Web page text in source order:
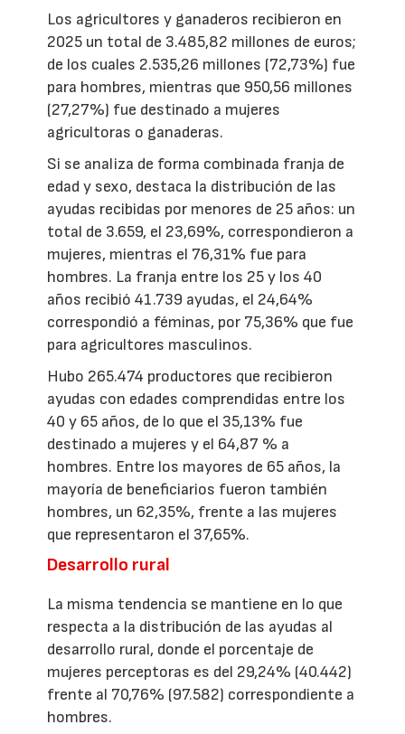
Los agricultores y ganaderos recibieron en
2025 un total de 3.485,82 millones de euros;
de los cuales 2.535,26 millones (72,73%) fue
para hombres, mientras que 950,56 millones
(27,27%) fue destinado a mujeres
agricultoras o ganaderas.
Si se analiza de forma combinada franja de
edad y sexo, destaca la distribución de las
ayudas recibidas por menores de 25 años: un
total de 3.659, el 23,69%, correspondieron a
mujeres, mientras el 76,31% fue para
hombres. La franja entre los 25 y los 40
años recibió 41.739 ayudas, el 24,64%
correspondió a féminas, por 75,36% que fue
para agricultores masculinos.
Hubo 265.474 productores que recibieron
ayudas con edades comprendidas entre los
40 y 65 años, de lo que el 35,13% fue
destinado a mujeres y el 64,87 % a
hombres. Entre los mayores de 65 años, la
mayoría de beneficiarios fueron también
hombres, un 62,35%, frente a las mujeres
que representaron el 37,65%.
Desarrollo rural
La misma tendencia se mantiene en lo que
respecta a la distribución de las ayudas al
desarrollo rural, donde el porcentaje de
mujeres perceptoras es del 29,24% (40.442)
frente al 70,76% (97.582) correspondiente a
hombres.